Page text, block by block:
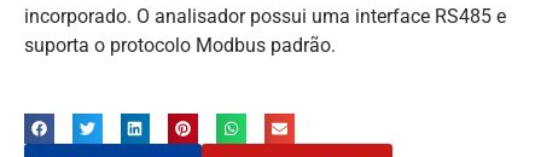
incorporado. O analisador possui uma interface RS485 e
suporta o protocolo Modbus padrão.